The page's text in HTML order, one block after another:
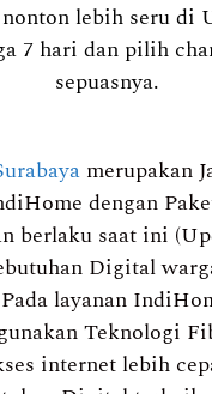
lebih seru di
7 hari dan pilih
sepuasnya.
merupakan
dengan
berlaku saat ini
Digital
layanan
Teknologi
internet lebih